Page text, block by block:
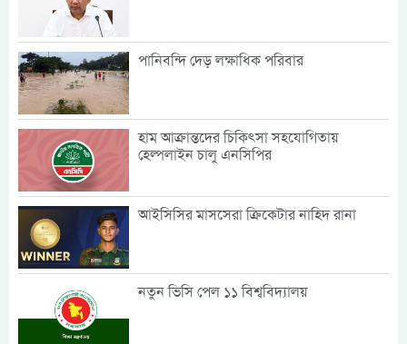
পানিবন্দি দেড় লক্ষাধিক পরিবার
হাম আক্রান্তদের চিকিৎসা সহযোগিতায়
হেল্পলাইন চালু এনসিপির
আইসিসির মাসসেরা ক্রিকেটার নাহিদ রানা
নতুন ভিসি পেল ১১ বিশ্ববিদ্যালয়